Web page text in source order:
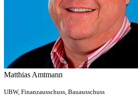
Matthias Amtmann
UBW, Finanzausschuss, Bauausschuss